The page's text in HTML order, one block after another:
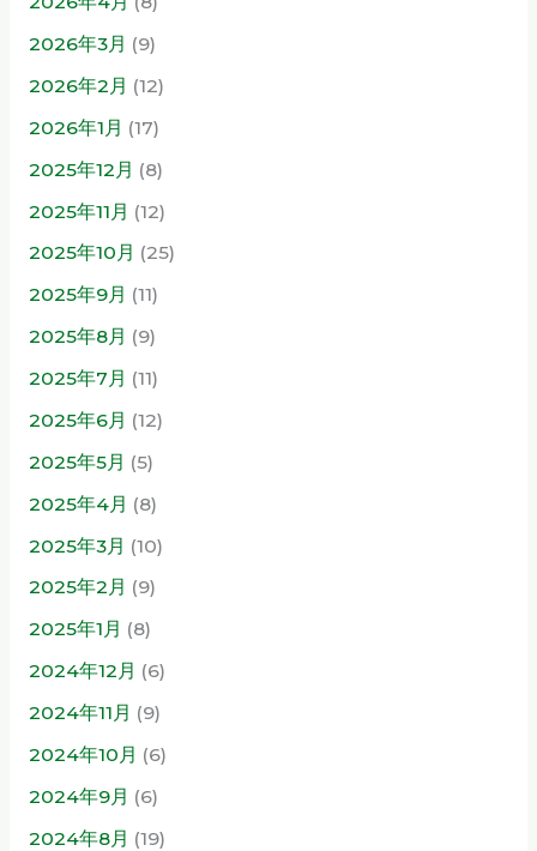
2026年3月 (9)
2026年2月 (12)
2026年1月 (17)
2025年12月 (8)
2025年11月 (12)
2025年10月 (25)
2025年9月 (11)
2025年8月 (9)
2025年7月 (11)
2025年6月 (12)
2025年5月 (5)
2025年4月 (8)
2025年3月 (10)
2025年2月 (9)
2025年1月 (8)
2024年12月 (6)
2024年11月 (9)
2024年10月 (6)
2024年9月 (6)
2024年8月 (19)